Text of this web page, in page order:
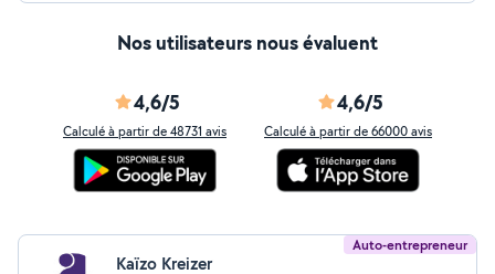
Nos utilisateurs nous évaluent
4,6/5
Calculé à partir de 48731 avis
4,6/5
Calculé à partir de 66000 avis
Auto-entrepreneur
Kaïzo Kreizer